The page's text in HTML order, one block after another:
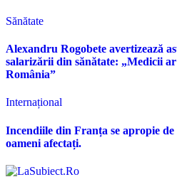
Sănătate
Alexandru Rogobete avertizează
salarizării din sănătate: „Medicii
România”
Internațional
Incendiile din Franța se apropie
oameni afectați.